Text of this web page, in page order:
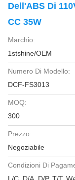
Dell'ABS Di
CC 35W
Marchio:
1stshine/OEM
Numero Di Modello:
DCF-FS3013
MOQ:
300
Prezzo:
Negoziabile
Condizioni Di